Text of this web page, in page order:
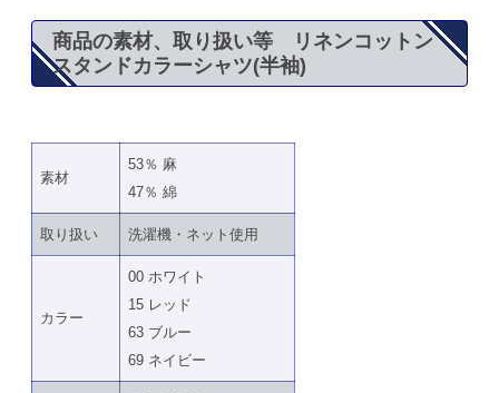
商品の素材、取り扱い等 リネンコットン
スタンドカラーシャツ(半袖)
素材
53％ 麻
47％ 綿
取り扱い 洗濯機・ネット使用
カラー
00 ホワイト
15 レッド
63 ブルー
69 ネイビー